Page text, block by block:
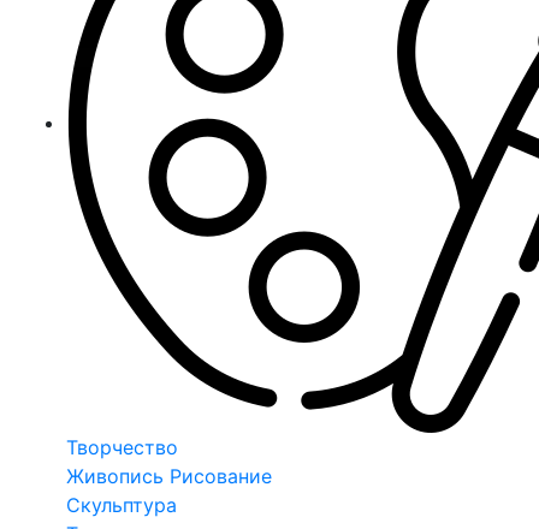
Творчество
Живопись Рисование
Скульптура